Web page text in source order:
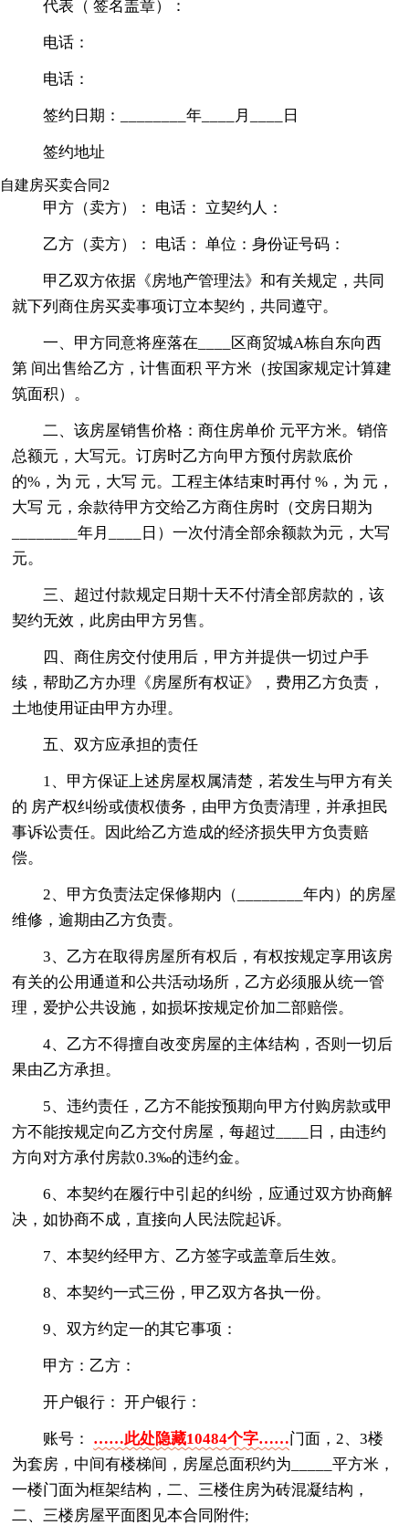
代表（ 签名盖章）：
电话：
电话：
签约日期：________年____月____日
签约地址
自建房买卖合同2
甲方（卖方）： 电话： 立契约人：
乙方（卖方）： 电话： 单位：身份证号码：
甲乙双方依据《房地产管理法》和有关规定，共同
就下列商住房买卖事项订立本契约，共同遵守。
一、甲方同意将座落在____区商贸城A栋自东向西
第 间出售给乙方，计售面积 平方米（按国家规定计算建
筑面积）。
二、该房屋销售价格：商住房单价 元平方米。销倍
总额元，大写元。订房时乙方向甲方预付房款底价
的%，为 元，大写 元。工程主体结束时再付 %，为 元，
大写 元，余款待甲方交给乙方商住房时（交房日期为
________年月____日）一次付清全部余额款为元，大写
元。
三、超过付款规定日期十天不付清全部房款的，该
契约无效，此房由甲方另售。
四、商住房交付使用后，甲方并提供一切过户手
续，帮助乙方办理《房屋所有权证》，费用乙方负责，
土地使用证由甲方办理。
五、双方应承担的责任
1、甲方保证上述房屋权属清楚，若发生与甲方有关
的 房产权纠纷或债权债务，由甲方负责清理，并承担民
事诉讼责任。因此给乙方造成的经济损失甲方负责赔
偿。
2、甲方负责法定保修期内（________年内）的房屋
维修，逾期由乙方负责。
3、乙方在取得房屋所有权后，有权按规定享用该房
有关的公用通道和公共活动场所，乙方必须服从统一管
理，爱护公共设施，如损坏按规定价加二部赔偿。
4、乙方不得擅自改变房屋的主体结构，否则一切后
果由乙方承担。
5、违约责任，乙方不能按预期向甲方付购房款或甲
方不能按规定向乙方交付房屋，每超过____日，由违约
方向对方承付房款0.3‰的违约金。
6、本契约在履行中引起的纠纷，应通过双方协商解
决，如协商不成，直接向人民法院起诉。
7、本契约经甲方、乙方签字或盖章后生效。
8、本契约一式三份，甲乙双方各执一份。
9、双方约定一的其它事项：
甲方：乙方：
开户银行： 开户银行：
账号： ……此处隐藏10484个字……门面，2、3楼
为套房，中间有楼梯间，房屋总面积约为_____平方米，
一楼门面为框架结构，二、三楼住房为砖混凝结构，
二、三楼房屋平面图见本合同附件;